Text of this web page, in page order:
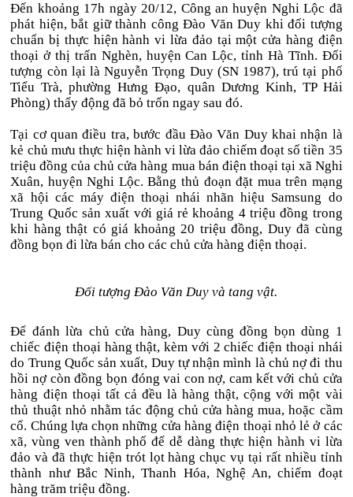
Đến khoảng 17h ngày 20/12, Công an huyện Nghi Lộc đã
phát hiện, bắt giữ thành công Đào Văn Duy khi đối tượng
chuẩn bị thực hiện hành vi lừa đảo tại một cửa hàng điện
thoại ở thị trấn Nghèn, huyện Can Lộc, tỉnh Hà Tĩnh. Đối
tượng còn lại là Nguyễn Trọng Duy (SN 1987), trú tại phố
Tiểu Trà, phường Hưng Đạo, quân Dương Kinh, TP Hải
Phòng) thấy động đã bỏ trốn ngay sau đó.
Tại cơ quan điều tra, bước đầu Đào Văn Duy khai nhận là
kẻ chủ mưu thực hiện hành vi lừa đảo chiếm đoạt số tiền 35
triệu đồng của chủ cửa hàng mua bán điện thoại tại xã Nghi
Xuân, huyện Nghi Lộc. Bằng thủ đoạn đặt mua trên mạng
xã hội các máy điện thoại nhái nhãn hiệu Samsung do
Trung Quốc sản xuất với giá rẻ khoảng 4 triệu đồng trong
khi hàng thật có giá khoảng 20 triệu đồng, Duy đã cùng
đồng bọn đi lừa bán cho các chủ cửa hàng điện thoại.
Đối tượng Đào Văn Duy và tang vật.
Để đánh lừa chủ cửa hàng, Duy cùng đồng bọn dùng 1
chiếc điện thoại hàng thật, kèm với 2 chiếc điện thoại nhái
do Trung Quốc sản xuất, Duy tự nhận mình là chủ nợ đi thu
hồi nợ còn đồng bọn đóng vai con nợ, cam kết với chủ cửa
hàng điện thoại tất cả đều là hàng thật, cộng với một vài
thủ thuật nhỏ nhằm tác động chủ cửa hàng mua, hoặc cầm
cố. Chúng lựa chọn những cửa hàng điện thoại nhỏ lẻ ở các
xã, vùng ven thành phố để dễ dàng thực hiện hành vi lừa
đảo và đã thực hiện trót lọt hàng chục vụ tại rất nhiều tỉnh
thành như Bắc Ninh, Thanh Hóa, Nghệ An, chiếm đoạt
hàng trăm triệu đồng.